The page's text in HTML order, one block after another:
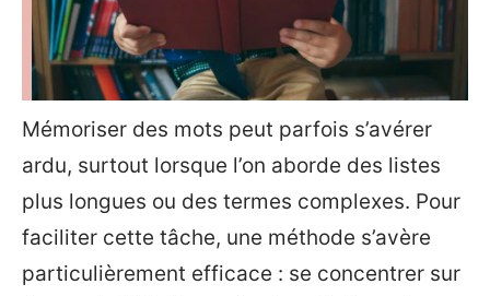
Mémoriser des mots peut parfois s’avérer
ardu, surtout lorsque l’on aborde des listes
plus longues ou des termes complexes. Pour
faciliter cette tâche, une méthode s’avère
particulièrement efficace : se concentrer sur